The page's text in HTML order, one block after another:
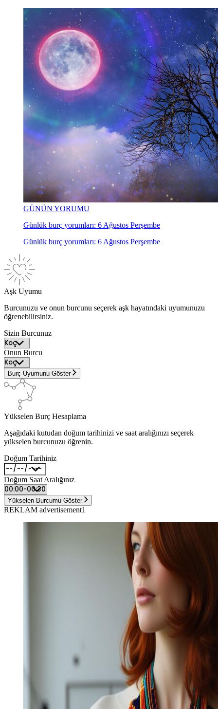
GÜNÜN YORUMU
Günlük burç yorumları: 6 Ağustos Perşembe
Günlük burç yorumları: 6 Ağustos Perşembe
Aşk Uyumu
Burcunuzu ve onun burcunu seçerek aşk hayatındaki uyumunuzu
öğrenebilirsiniz.
Sizin Burcunuz
Onun Burcu
Burç Uyumunu Göster
Yükselen Burç Hesaplama
Aşağıdaki kutudan doğum tarihinizi ve saat aralığınızı seçerek
yükselen burcunuzu öğrenin.
Doğum Tarihiniz
Doğum Saat Aralığınız
Yükselen Burcumu Göster
REKLAM advertisement1